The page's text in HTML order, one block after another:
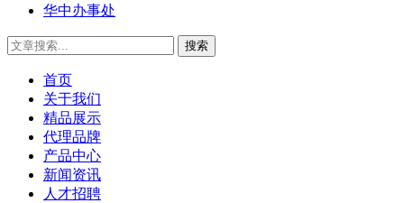
华中办事处
首页
关于我们
精品展示
代理品牌
产品中心
新闻资讯
人才招聘